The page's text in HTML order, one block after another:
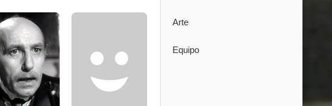
Arte
Equipo